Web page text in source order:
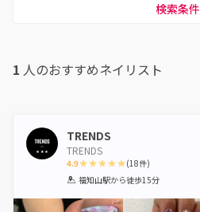
検索条件
1 人のおすすめネイリスト
TRENDS
TRENDS
4.9
1 2 3 4 5
(18件)
福知山駅から徒歩15分